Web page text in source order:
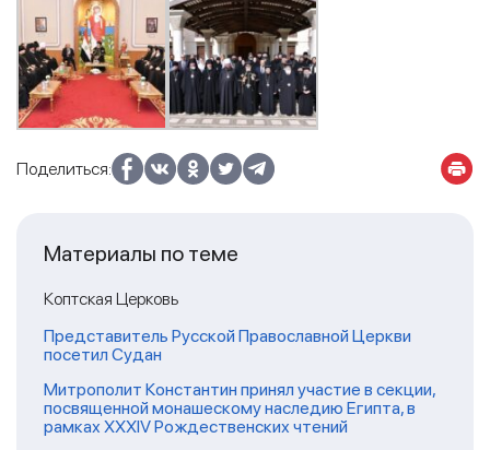
Поделиться:
Материалы по теме
Коптская Церковь
Представитель Русской Православной Церкви
посетил Судан
Митрополит Константин принял участие в секции,
посвященной монашескому наследию Египта, в
рамках XXXIV Рождественских чтений